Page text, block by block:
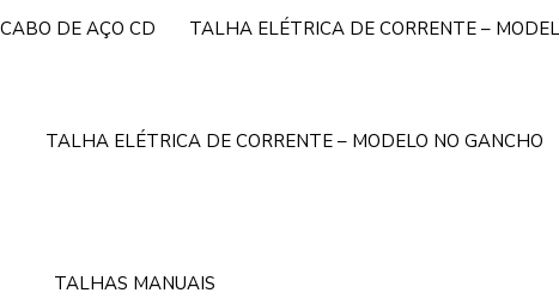
DE AÇO CD TALHA ELÉTRICA DE CORRENTE –
TALHA ELÉTRICA DE CORRENTE – MODELO NO GANCHO
TALHAS MANUAIS